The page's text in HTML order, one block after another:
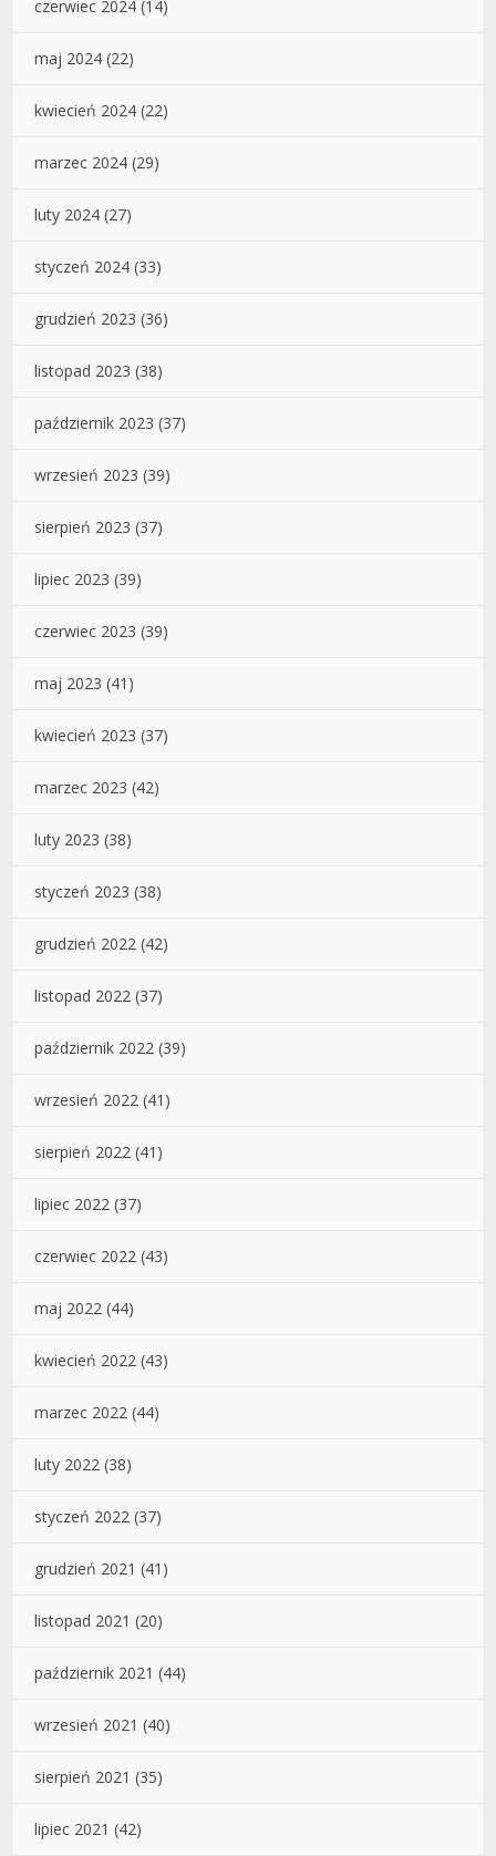
czerwiec 2024 (14)
maj 2024 (22)
kwiecień 2024 (22)
marzec 2024 (29)
luty 2024 (27)
styczeń 2024 (33)
grudzień 2023 (36)
listopad 2023 (38)
październik 2023 (37)
wrzesień 2023 (39)
sierpień 2023 (37)
lipiec 2023 (39)
czerwiec 2023 (39)
maj 2023 (41)
kwiecień 2023 (37)
marzec 2023 (42)
luty 2023 (38)
styczeń 2023 (38)
grudzień 2022 (42)
listopad 2022 (37)
październik 2022 (39)
wrzesień 2022 (41)
sierpień 2022 (41)
lipiec 2022 (37)
czerwiec 2022 (43)
maj 2022 (44)
kwiecień 2022 (43)
marzec 2022 (44)
luty 2022 (38)
styczeń 2022 (37)
grudzień 2021 (41)
listopad 2021 (20)
październik 2021 (44)
wrzesień 2021 (40)
sierpień 2021 (35)
lipiec 2021 (42)